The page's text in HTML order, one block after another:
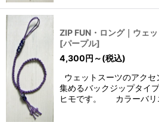
ZIP FUN・ロング｜ウェ
[パープル]
4,300円 ～(税込)
ウェットスーツのアク
集めるバックジップタイ
ヒモです。 カラーバリ